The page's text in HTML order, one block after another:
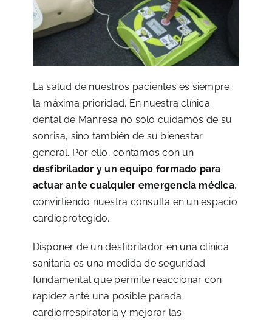
La salud de nuestros pacientes es siempre
la máxima prioridad. En nuestra clínica
dental de Manresa no solo cuidamos de su
sonrisa, sino también de su bienestar
general. Por ello, contamos con un
desfibrilador y un equipo formado para
actuar ante cualquier emergencia médica,
convirtiendo nuestra consulta en un espacio
cardioprotegido.
Disponer de un desfibrilador en una clínica
sanitaria es una medida de seguridad
fundamental que permite reaccionar con
rapidez ante una posible parada
cardiorrespiratoria y mejorar las